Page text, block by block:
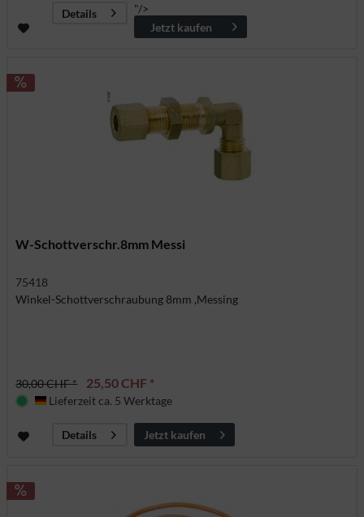
Details
"/>
Jetzt kaufen
W-Schottverschr.8mm Messi
75418
Winkel-Schottverschraubung 8mm ,Messing
30,00 CHF * 25,50 CHF *
Deutschland
Lieferzeit ca. 5 Werktage
Details Jetzt kaufen